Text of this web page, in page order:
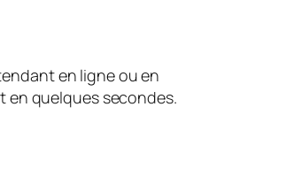
en ligne ou en
en quelques secondes.